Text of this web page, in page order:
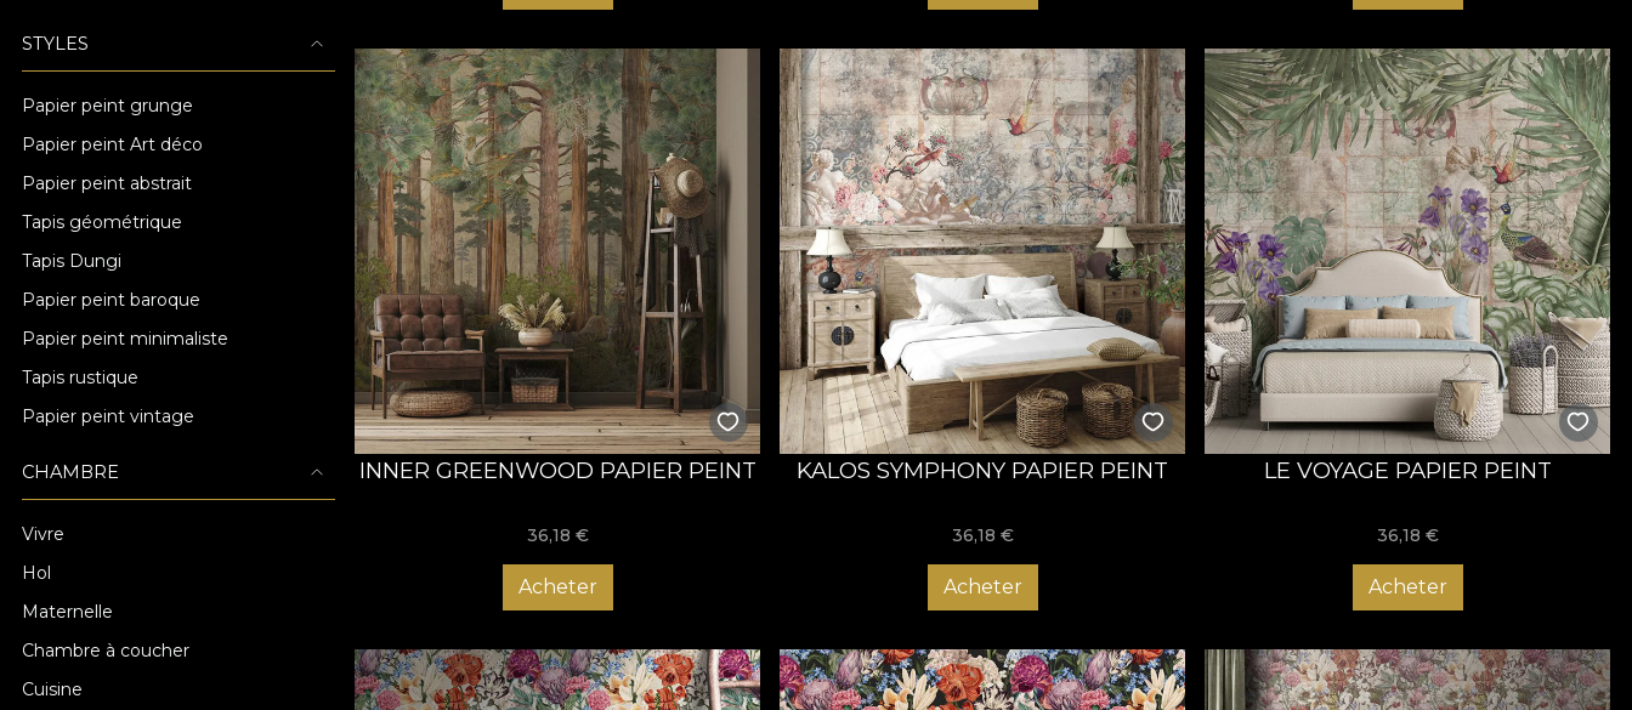
STYLES
Papier peint grunge
Papier peint Art déco
Papier peint abstrait
Tapis géométrique
Tapis Dungi
Papier peint baroque
Papier peint minimaliste
Tapis rustique
Papier peint vintage
CHAMBRE
Vivre
Hol
Maternelle
Chambre à coucher
Cuisine
INNER GREENWOOD PAPIER PEINT
36,18 €
Acheter
KALOS SYMPHONY PAPIER PEINT
36,18 €
Acheter
LE VOYAGE PAPIER PEINT
36,18 €
Acheter